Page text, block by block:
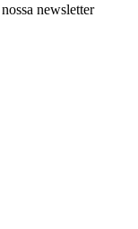
newsletter